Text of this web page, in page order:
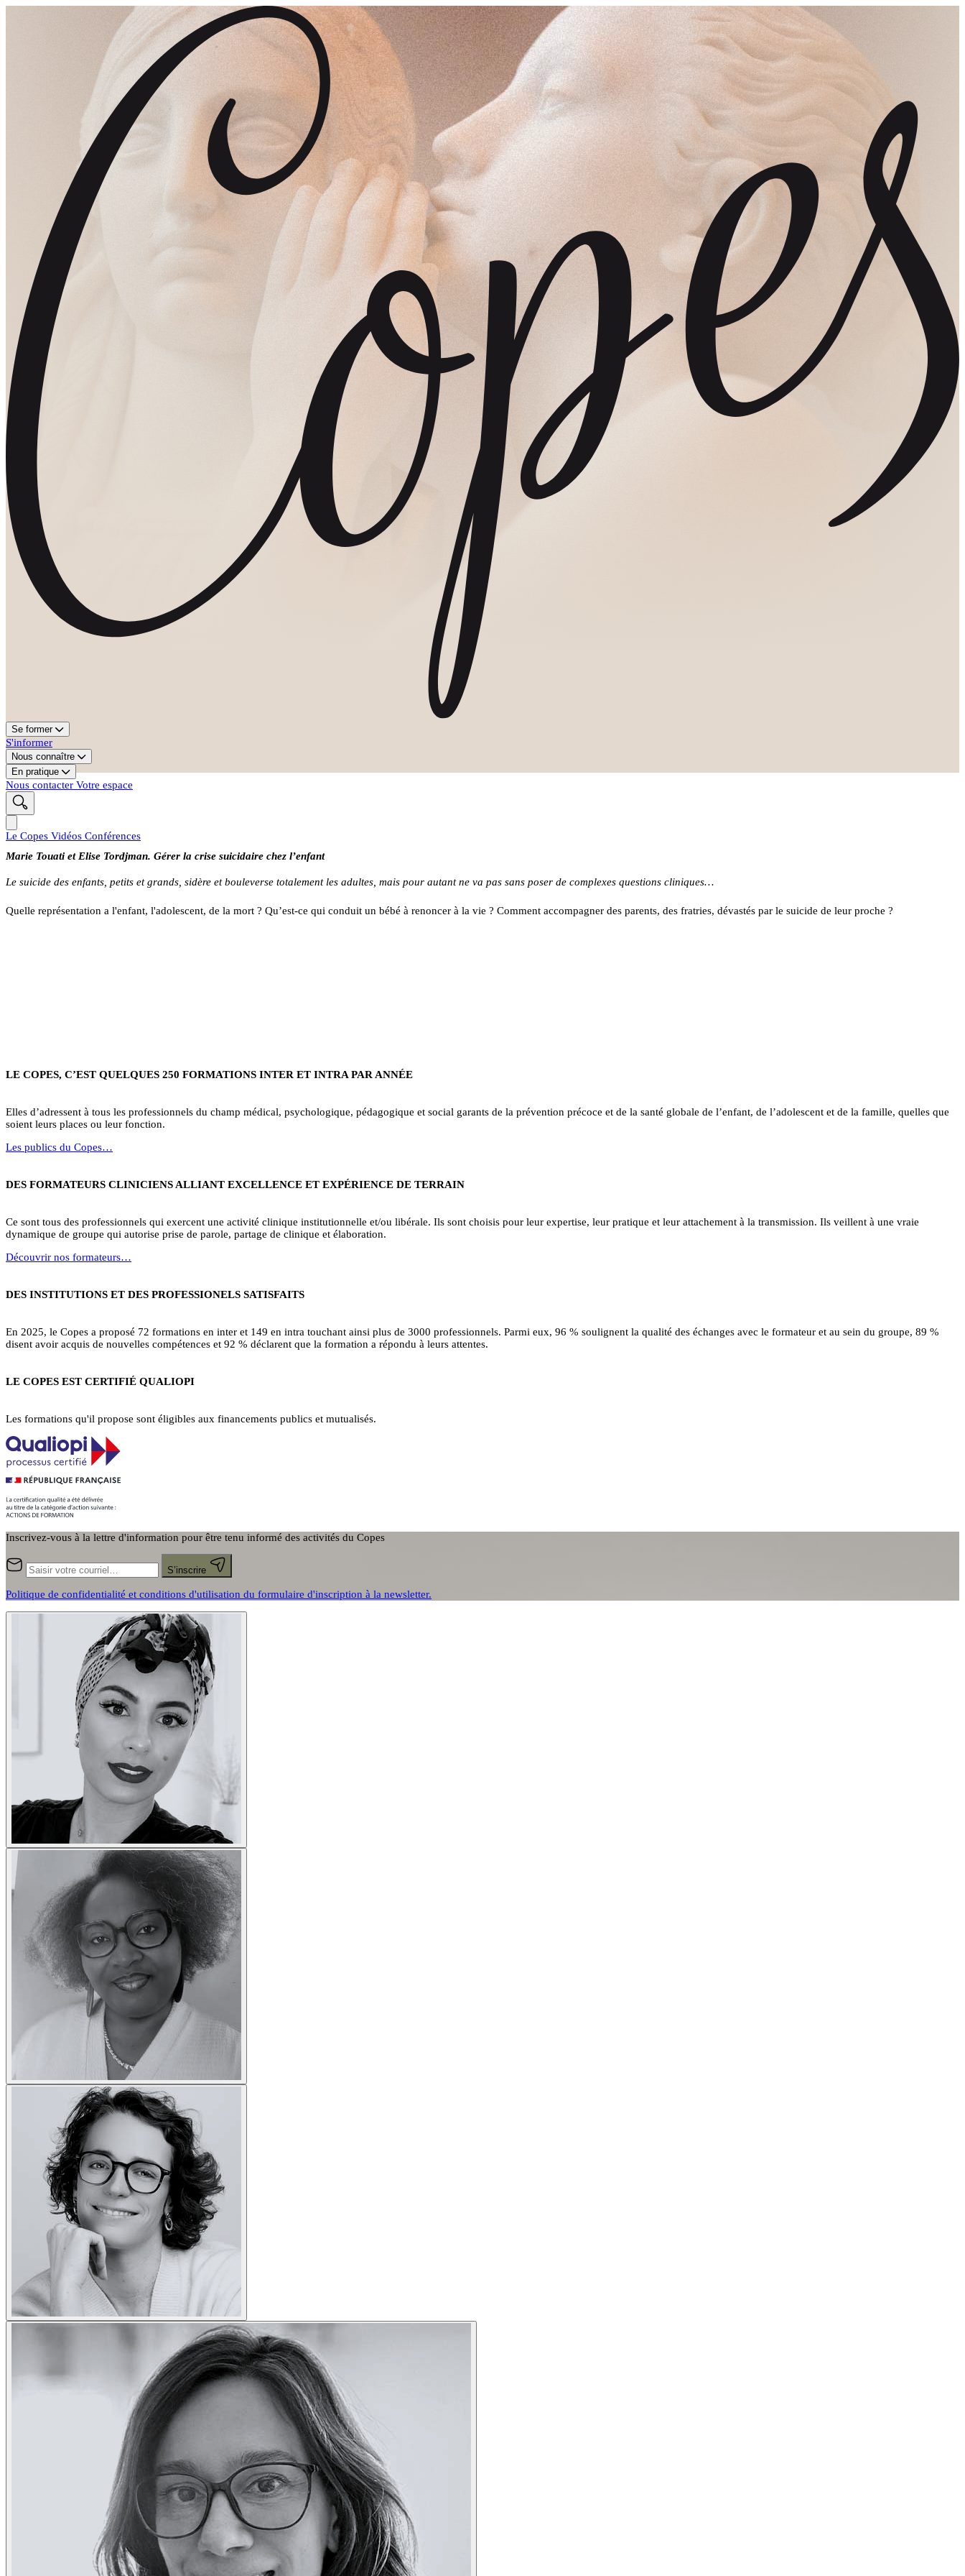
Se former
S'informer
Nous connaître
En pratique
Nous contacter Votre espace
Le Copes Vidéos Conférences
Marie Touati et Elise Tordjman. Gérer la crise suicidaire chez l’enfant
Le suicide des enfants, petits et grands, sidère et bouleverse totalement les adultes, mais pour autant ne va pas sans poser de complexes questions cliniques…
Quelle représentation a l'enfant, l'adolescent, de la mort ? Qu’est-ce qui conduit un bébé à renoncer à la vie ? Comment accompagner des parents, des fratries, dévastés par le suicide de leur proche ?
LE COPES, C’EST QUELQUES 250 FORMATIONS INTER ET INTRA PAR ANNÉE
Elles d’adressent à tous les professionnels du champ médical, psychologique, pédagogique et social garants de la prévention précoce et de la santé globale de l’enfant, de l’adolescent et de la famille, quelles que
soient leurs places ou leur fonction.
Les publics du Copes…
DES FORMATEURS CLINICIENS ALLIANT EXCELLENCE ET EXPÉRIENCE DE TERRAIN
Ce sont tous des professionnels qui exercent une activité clinique institutionnelle et/ou libérale. Ils sont choisis pour leur expertise, leur pratique et leur attachement à la transmission. Ils veillent à une vraie
dynamique de groupe qui autorise prise de parole, partage de clinique et élaboration.
Découvrir nos formateurs…
DES INSTITUTIONS ET DES PROFESSIONELS SATISFAITS
En 2025, le Copes a proposé 72 formations en inter et 149 en intra touchant ainsi plus de 3000 professionnels. Parmi eux, 96 % soulignent la qualité des échanges avec le formateur et au sein du groupe, 89 %
disent avoir acquis de nouvelles compétences et 92 % déclarent que la formation a répondu à leurs attentes.
LE COPES EST CERTIFIÉ QUALIOPI
Les formations qu'il propose sont éligibles aux financements publics et mutualisés.
Inscrivez-vous à la lettre d'information pour être tenu informé des activités du Copes
S’inscrire
Politique de confidentialité et conditions d'utilisation du formulaire d'inscription à la newsletter.